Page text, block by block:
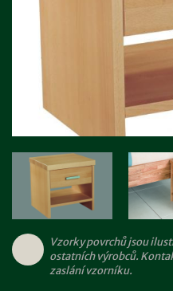
Vzorky povrchů jsou
ostatních výrobců.
zaslání vzorníku.